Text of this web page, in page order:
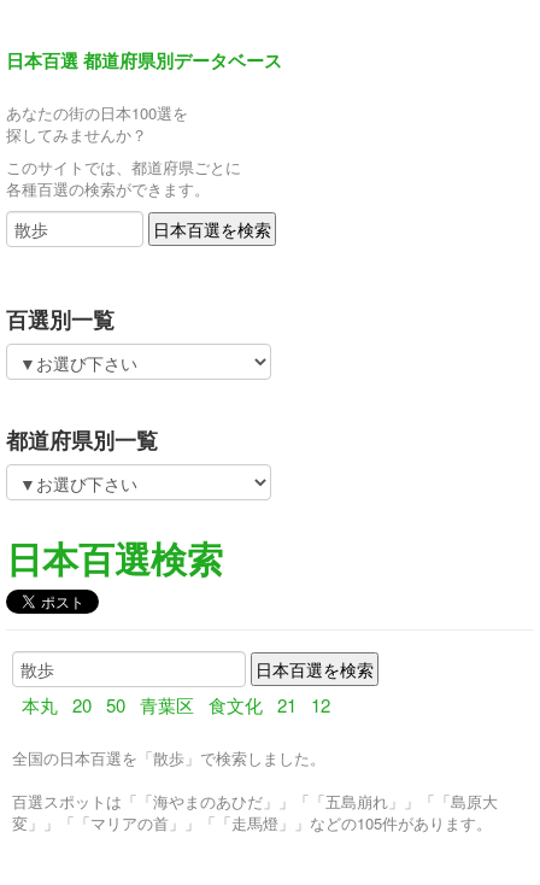
日本百選 都道府県別データベース
あなたの街の日本100選を
探してみませんか？
このサイトでは、都道府県ごとに
各種百選の検索ができます。
百選別一覧
都道府県別一覧
日本百選検索
本丸 20 50 青葉区 食文化 21 12
全国の日本百選を「散歩」で検索しました。
百選スポットは「「海やまのあひだ」」「「五島崩れ」」「「島原大
変」」「「マリアの首」」「「走馬燈」」などの105件があります。